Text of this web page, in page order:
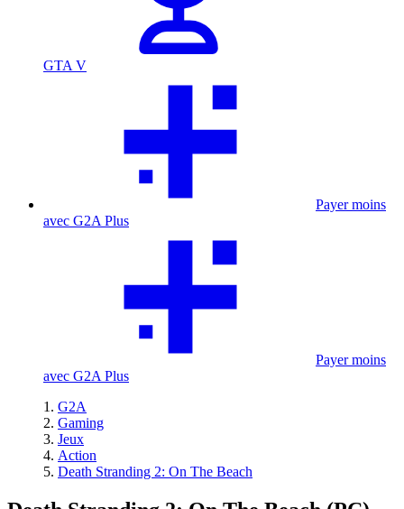
GTA V
Payer moins
avec G2A Plus
Payer moins
avec G2A Plus
G2A
Gaming
Jeux
Action
Death Stranding 2: On The Beach